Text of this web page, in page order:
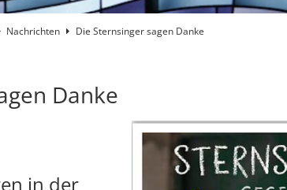
Nachrichten Die Sternsinger sagen Danke
Danke
in der